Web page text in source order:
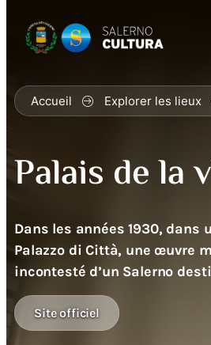
Accueil Explorer les lieux
Palais de la
Dans les années 1930,
Palazzo di Città, une œuvre
incontesté d’un Salerno
Site officiel